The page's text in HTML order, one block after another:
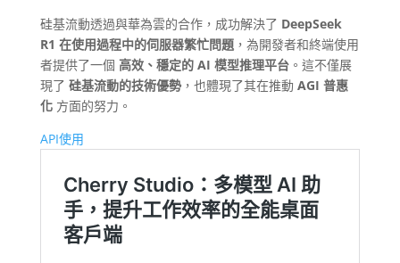
硅基流動透過與華為雲的合作，成功解決了 DeepSeek
R1 在使用過程中的伺服器繁忙問題，為開發者和終端使用
者提供了一個 高效、穩定的 AI 模型推理平台。這不僅展
現了 硅基流動的技術優勢，也體現了其在推動 AGI 普惠
化方面的努力。
API使用